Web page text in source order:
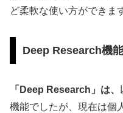
ど柔軟な使い方ができま
Deep Research機能
「Deep Research」は、
機能でしたが、現在は個